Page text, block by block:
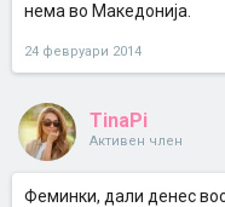
нема во Македонија.
24 февруари 2014
TinaPi
Активен член
Феминки, дали денес